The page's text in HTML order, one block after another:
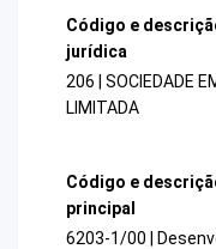
Código e
jurídica
206 | SOCIEDADE
LIMITADA
Código e
principal
6203-1/00 |